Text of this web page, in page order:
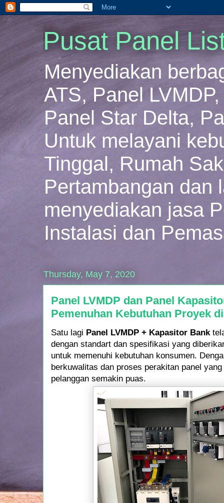
Pusat Panel
Menyediakan
ATS, Panel
Panel Star Delta,
Untuk melayani
Tinggal, Rumah
Pertambangan dan
menyediakan jasa
Instalasi dan
Thursday, May 7, 2020
Panel LVMDP dan Panel
Pemenuhan Kebutuhan Proyek
Satu lagi Panel LVMDP + Kapasitor Bank
dengan standart dan spesifikasi yang
untuk memenuhi kebutuhan konsumen.
berkuwalitas dan proses perakitan panel
pelanggan semakin puas.